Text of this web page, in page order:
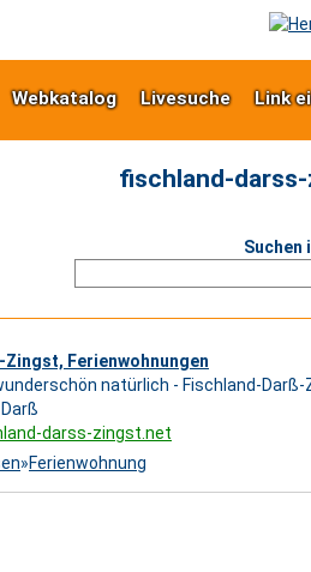
Webkatalog Livesuche Link
fischland-darss-
Suchen
Ferienwohnungen
natürlich - Fischland-Darß-
darss-zingst.net
»Ferienwohnung